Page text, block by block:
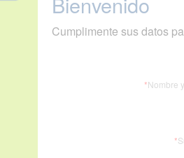
Cumplimente sus datos
*Nombre
*